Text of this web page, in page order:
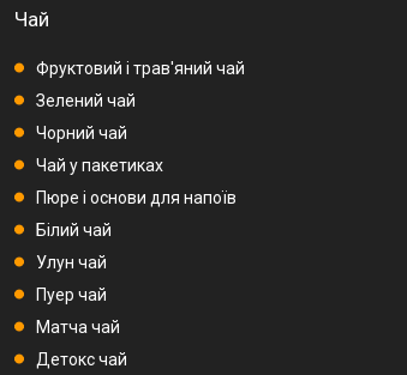
Чай
Фруктовий і трав'яний чай
Зелений чай
Чорний чай
Чай у пакетиках
Пюре і основи для напоїв
Білий чай
Улун чай
Пуер чай
Матча чай
Детокс чай